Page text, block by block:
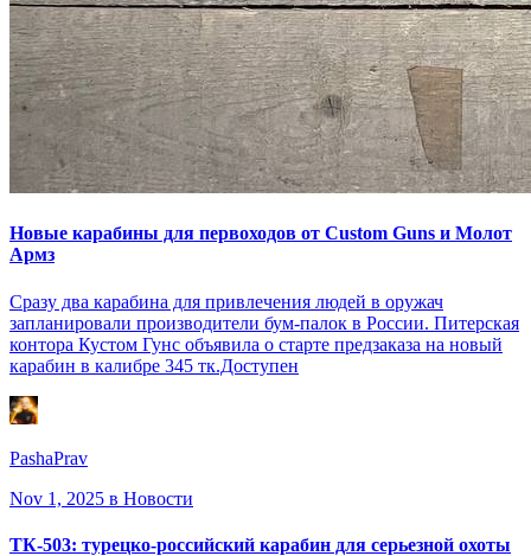
Новые карабины для первоходов от Custom Guns и Молот
Армз
Сразу два карабина для привлечения людей в оружач
запланировали производители бум-палок в России. Питерская
контора Кустом Гунс объявила о старте предзаказа на новый
карабин в калибре 345 тк.Доступен
PashaPrav
Nov 1, 2025 в Новости
ТК-503: турецко-российский карабин для серьезной охоты